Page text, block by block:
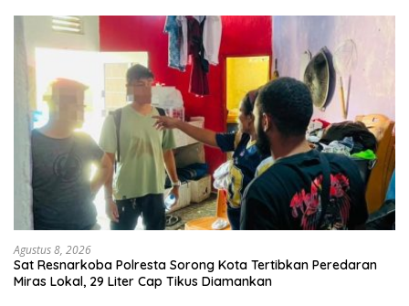
Agustus 8, 2026
Sat Resnarkoba Polresta Sorong Kota Tertibkan Peredaran
Miras Lokal, 29 Liter Cap Tikus Diamankan